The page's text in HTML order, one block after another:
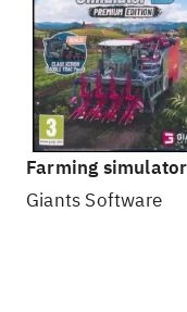
Farming
Giants Software